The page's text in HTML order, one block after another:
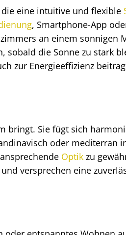
eine intuitive und flexible
, Smartphone-App
an einem sonnigen
sobald die Sonne zu stark
zur Energieeffizienz
bringt. Sie fügt sich
oder mediterran
Optik zu
versprechen eine